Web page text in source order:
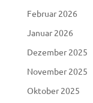
Februar 2026
Januar 2026
Dezember 2025
November 2025
Oktober 2025